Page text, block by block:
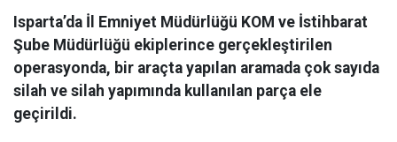
Isparta’da İl Emniyet Müdürlüğü KOM ve İstihbarat
Şube Müdürlüğü ekiplerince gerçekleştirilen
operasyonda, bir araçta yapılan aramada çok sayıda
silah ve silah yapımında kullanılan parça ele
geçirildi.